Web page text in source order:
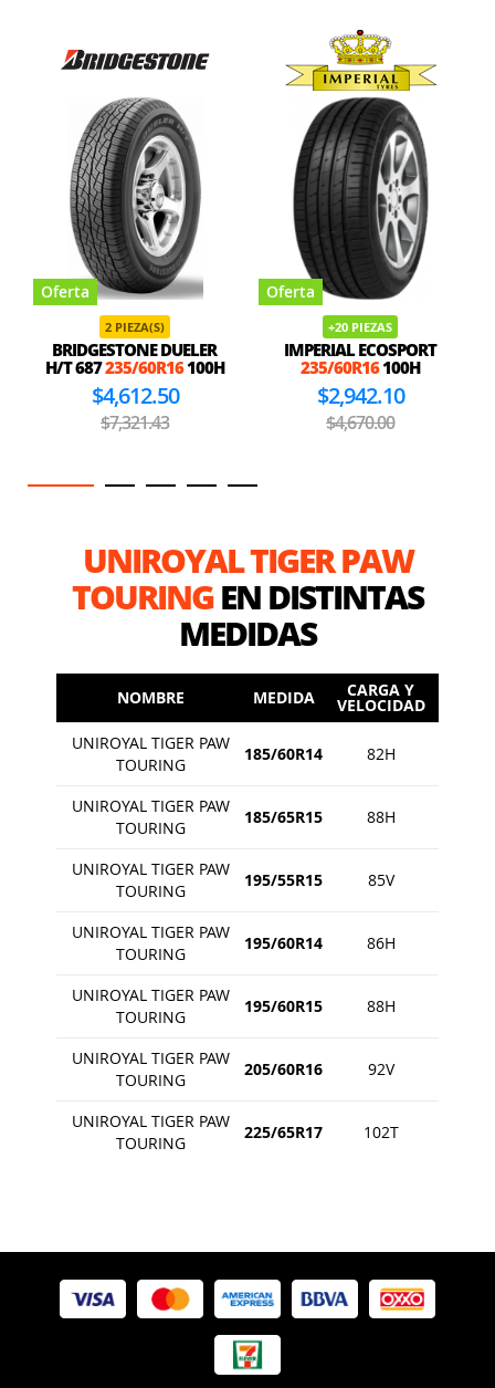
Oferta
2 PIEZA(S)
BRIDGESTONE DUELER
H/T 687235/60R16100H
$4,612.50
$7,321.43
Oferta
+20 PIEZAS
IMPERIAL ECOSPORT
235/60R16100H
$2,942.10
$4,670.00
UNIROYAL TIGER PAW
TOURINGEN DISTINTAS
MEDIDAS
NOMBRE MEDIDA CARGA Y
VELOCIDAD
UNIROYAL TIGER PAW
TOURING
185/60R14 82H
UNIROYAL TIGER PAW
TOURING
185/65R15 88H
UNIROYAL TIGER PAW
TOURING
195/55R15 85V
UNIROYAL TIGER PAW
TOURING
195/60R14 86H
UNIROYAL TIGER PAW
TOURING
195/60R15 88H
UNIROYAL TIGER PAW
TOURING
205/60R16 92V
UNIROYAL TIGER PAW
TOURING
225/65R17 102T